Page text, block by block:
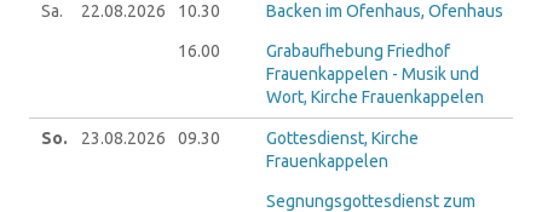
Sa. 22.08.2026 10.30 Backen im Ofenhaus, Ofenhaus
16.00
Grabaufhebung Friedhof
Frauenkappelen - Musik und
Wort, Kirche Frauenkappelen
So. 23.08.2026 09.30
Gottesdienst, Kirche
Frauenkappelen
Segnungsgottesdienst zum